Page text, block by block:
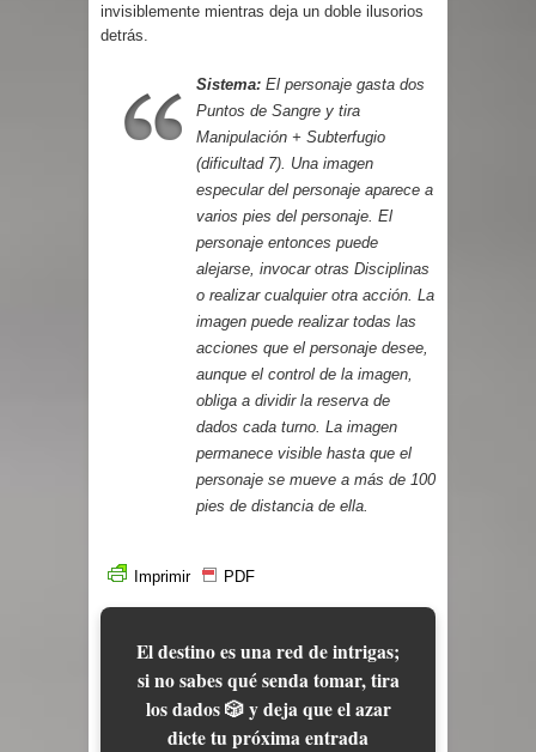
invisiblemente mientras deja un doble ilusorios
detrás.
Sistema: El personaje gasta dos
Puntos de Sangre y tira
Manipulación + Subterfugio
(dificultad 7). Una imagen
especular del personaje aparece a
varios pies del personaje. El
personaje entonces puede
alejarse, invocar otras Disciplinas
o realizar cualquier otra acción. La
imagen puede realizar todas las
acciones que el personaje desee,
aunque el control de la imagen,
obliga a dividir la reserva de
dados cada turno. La imagen
permanece visible hasta que el
personaje se mueve a más de 100
pies de distancia de ella.
Imprimir PDF
El destino es una red de intrigas;
si no sabes qué senda tomar, tira
los dados 🎲 y deja que el azar
dicte tu próxima entrada